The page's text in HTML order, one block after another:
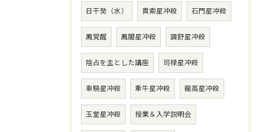
日干癸（水） 貫索星冲殺 石門星冲殺
鳳覚醒 鳳閣星冲殺 調舒星冲殺
陰占を主とした講座 司禄星冲殺
車騎星冲殺 牽牛星冲殺 龍高星冲殺
玉堂星冲殺 授業＆入学説明会